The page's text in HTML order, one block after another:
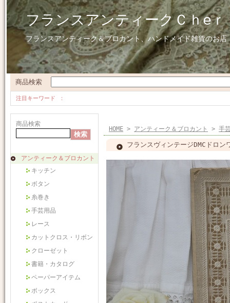
フランスアンティークＣｈeｒ
フランスアンティーク＆ブロカント、ハンドメイド雑貨のお店
商品検索
注目キーワード
商品検索
アンティーク＆ブロカント
キッチン
ボタン
糸巻き
手芸用品
レース
カットクロス・リボン
クローゼット
書籍・カタログ
ペーパーアイテム
ボックス
HOME > アンティーク＆ブロカント > 手
フランスヴィンテージDMCドロン